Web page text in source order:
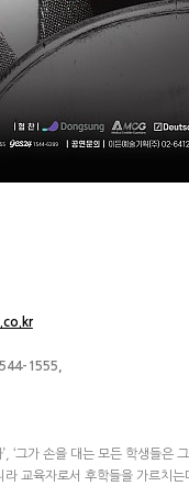
1555,
‘그가 손을 대는 모든 학생들은
교육자로서 후학들을 가르치